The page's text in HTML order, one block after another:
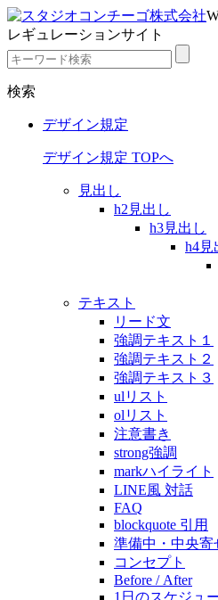
レギュレーションサイト
検索
デザイン規定
デザイン規定 TOPへ
見出し
h2見出し
h3見出し
h4見
テキスト
リード文
強調テキスト１
強調テキスト２
強調テキスト３
ulリスト
olリスト
注意書き
strong強調
markハイライト
LINE風 対話
FAQ
blockquote 引用
準備中・中央寄
コンセプト
Before / After
1日のスケジュ